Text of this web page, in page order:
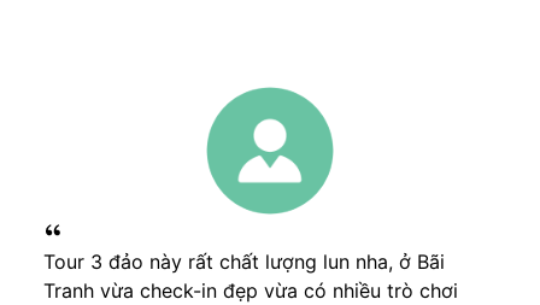
Tour 3 đảo này rất chất lượng lun nha, ở Bãi
Tranh vừa check-in đẹp vừa có nhiều trò chơi